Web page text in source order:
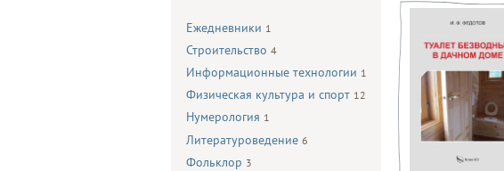
Ежедневники 1
Строительство 4
Информационные технологии 1
Физическая культура и спорт 12
Нумерология 1
Литературоведение 6
Фольклор 3